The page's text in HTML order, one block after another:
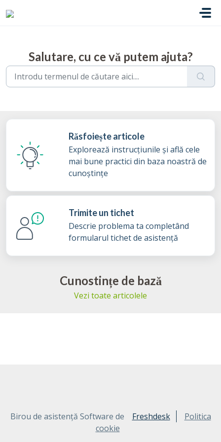
Salutare, cu ce vă putem ajuta?
Răsfoiește articole
Explorează instrucțiunile și află cele
mai bune practici din baza noastră de
cunoștințe
Trimite un tichet
Descrie problema ta completând
formularul tichet de asistență
Cunostințe de bază
Vezi toate articolele
Birou de asistență Software de Freshdesk
Politica
cookie